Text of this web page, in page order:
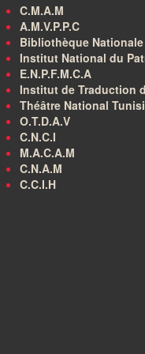
C.M.A.M
A.M.V.P.P.C
Bibliothèque Nationale
Institut National du
E.N.P.F.M.C.A
Institut de Traduction
Théâtre National
O.T.D.A.V
C.N.C.I
M.A.C.A.M
C.N.A.M
C.C.I.H